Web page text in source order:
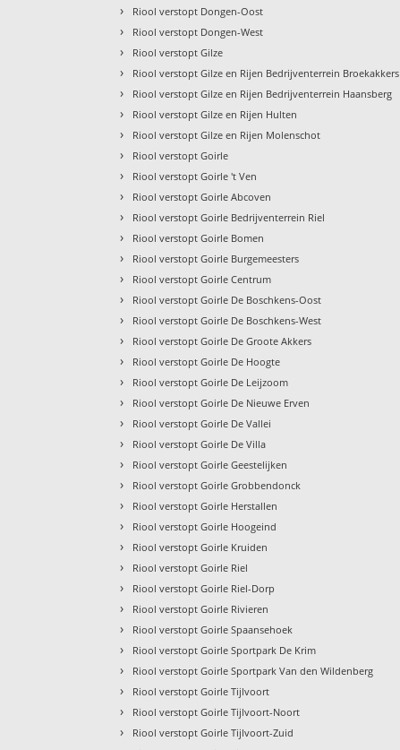
› Riool verstopt Dongen-Oost
› Riool verstopt Dongen-West
› Riool verstopt Gilze
› Riool verstopt Gilze en Rijen Bedrijventerrein Broekakkers
› Riool verstopt Gilze en Rijen Bedrijventerrein Haansberg
› Riool verstopt Gilze en Rijen Hulten
› Riool verstopt Gilze en Rijen Molenschot
› Riool verstopt Goirle
› Riool verstopt Goirle 't Ven
› Riool verstopt Goirle Abcoven
› Riool verstopt Goirle Bedrijventerrein Riel
› Riool verstopt Goirle Bomen
› Riool verstopt Goirle Burgemeesters
› Riool verstopt Goirle Centrum
› Riool verstopt Goirle De Boschkens-Oost
› Riool verstopt Goirle De Boschkens-West
› Riool verstopt Goirle De Groote Akkers
› Riool verstopt Goirle De Hoogte
› Riool verstopt Goirle De Leijzoom
› Riool verstopt Goirle De Nieuwe Erven
› Riool verstopt Goirle De Vallei
› Riool verstopt Goirle De Villa
› Riool verstopt Goirle Geestelijken
› Riool verstopt Goirle Grobbendonck
› Riool verstopt Goirle Herstallen
› Riool verstopt Goirle Hoogeind
› Riool verstopt Goirle Kruiden
› Riool verstopt Goirle Riel
› Riool verstopt Goirle Riel-Dorp
› Riool verstopt Goirle Rivieren
› Riool verstopt Goirle Spaansehoek
› Riool verstopt Goirle Sportpark De Krim
› Riool verstopt Goirle Sportpark Van den Wildenberg
› Riool verstopt Goirle Tijlvoort
› Riool verstopt Goirle Tijlvoort-Noort
› Riool verstopt Goirle Tijlvoort-Zuid